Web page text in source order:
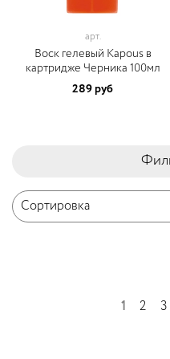
арт.
Воск гелевый Kapous в
картридже Черника 100мл
289 руб
1 2 3